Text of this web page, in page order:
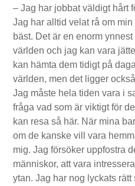
– Jag har jobbat väldigt hårt
Jag har alltid velat rå om
bäst. Det är en enorm
världen och jag kan vara
kan hämta dem tidigt på
världen, men det ligger
Jag måste hela tiden vara i
fråga vad som är viktigt för
kan resa så här. När mina
om de kanske vill vara
mig. Jag försöker uppfostra
människor, att vara
ytan. Jag har nog lyckats